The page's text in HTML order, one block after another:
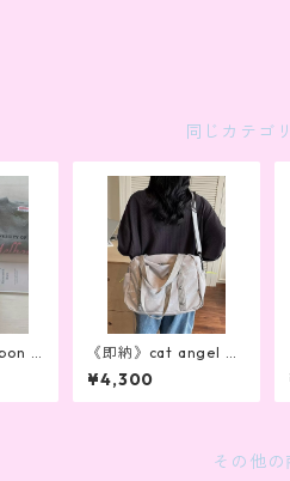
同じカテゴ
b
《即納》cat angel ba
g
¥4,300
その他の